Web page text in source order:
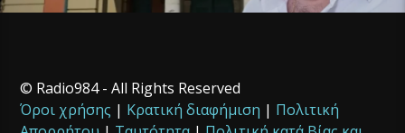
© Radio984 - All Rights Reserved
Όροι χρήσης | Κρατική διαφήμιση | Πολιτική